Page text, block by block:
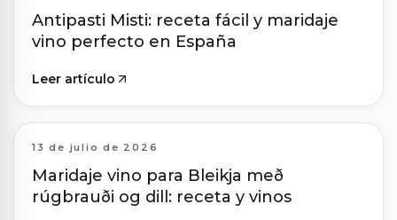
Antipasti Misti: receta fácil y maridaje
vino perfecto en España
Leer artículo
13 de julio de 2026
Maridaje vino para Bleikja með
rúgbrauði og dill: receta y vinos